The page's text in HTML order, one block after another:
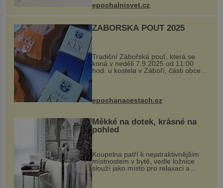
kovový...
epochalnisvet.cz
ZÁBOŘSKÁ POUŤ 2025
Tradiční Zábořská pouť, která se
koná v neděli 7.9.2025 od 11:00
hod. u kostela v Záboří, části obce
Kly u Mělníka. V programu naleznete
komentovanou prohlídku kostela,
epochanacestach.cz
Měkké na dotek, krásné na
pohled
Koupelna patří k nejatraktivnějším
místnostem v bytě, vedle ložnice
slouží jako místo pro relaxaci a
odpočinek. Koupelnový textil –
ručníky, osušky a koberečky –